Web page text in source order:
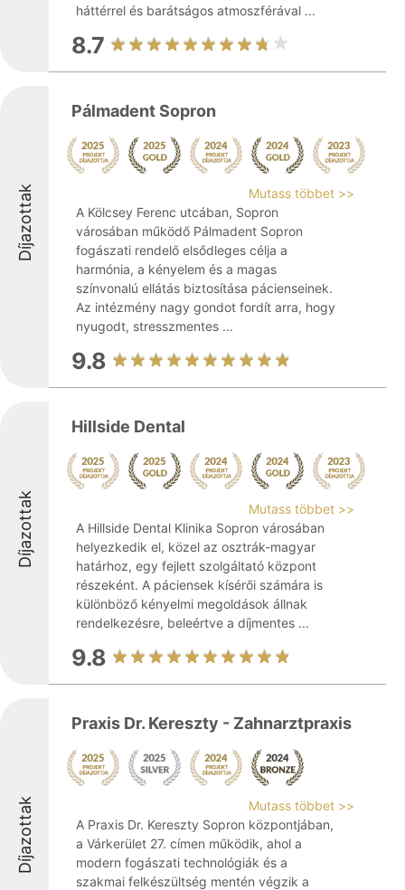
háttérrel és barátságos atmoszférával ...
8.7
Díjazottak
Pálmadent Sopron
Mutass többet >>
A Kölcsey Ferenc utcában, Sopron
városában működő Pálmadent Sopron
fogászati rendelő elsődleges célja a
harmónia, a kényelem és a magas
színvonalú ellátás biztosítása pácienseinek.
Az intézmény nagy gondot fordít arra, hogy
nyugodt, stresszmentes ...
9.8
Díjazottak
Hillside Dental
Mutass többet >>
A Hillside Dental Klinika Sopron városában
helyezkedik el, közel az osztrák-magyar
határhoz, egy fejlett szolgáltató központ
részeként. A páciensek kísérői számára is
különböző kényelmi megoldások állnak
rendelkezésre, beleértve a díjmentes ...
9.8
Díjazottak
Praxis Dr. Kereszty - Zahnarztpraxis
Mutass többet >>
A Praxis Dr. Kereszty Sopron központjában,
a Várkerület 27. címen működik, ahol a
modern fogászati technológiák és a
szakmai felkészültség mentén végzik a